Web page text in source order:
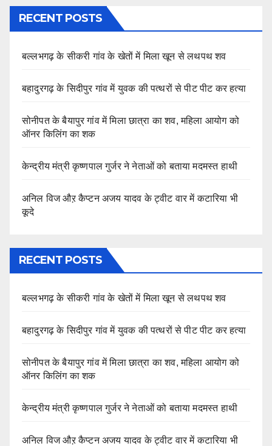
RECENT POSTS
बल्लभगढ़ के सीकरी गांव के खेतों में मिला खून से लथपथ शव
बहादुरगढ़ के सिदीपुर गांव में युवक की पत्थरों से पीट पीट कर हत्या
सोनीपत के बैयापुर गांव में मिला छात्रा का शव, महिला आयोग को
ऑनर किलिंग का शक
केन्द्रीय मंत्री कृष्णपाल गुर्जर ने नेताओं को बताया मदमस्त हाथी
अनिल विज औऱ कैप्टन अजय यादव के ट्वीट वार में कटारिया भी
कूदे
RECENT POSTS
बल्लभगढ़ के सीकरी गांव के खेतों में मिला खून से लथपथ शव
बहादुरगढ़ के सिदीपुर गांव में युवक की पत्थरों से पीट पीट कर हत्या
सोनीपत के बैयापुर गांव में मिला छात्रा का शव, महिला आयोग को
ऑनर किलिंग का शक
केन्द्रीय मंत्री कृष्णपाल गुर्जर ने नेताओं को बताया मदमस्त हाथी
अनिल विज औऱ कैप्टन अजय यादव के ट्वीट वार में कटारिया भी